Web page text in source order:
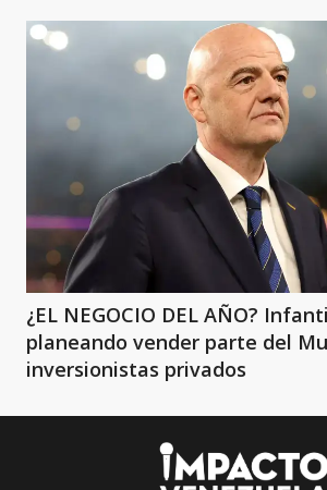
¿EL NEGOCIO DEL AÑO?
planeando vender parte del
inversionistas privados